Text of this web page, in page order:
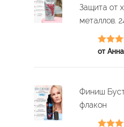
Защита от
металлов.
Оценка
от Анна
Финиш
флакон